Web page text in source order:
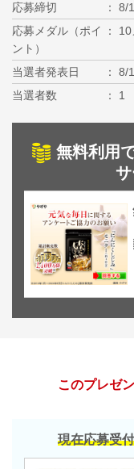
応募締切
8/
応募メダル（ポイ
ント）
10
当選者発表日
8/
当選者数
1
無料利用
このプレゼ
現在応募受